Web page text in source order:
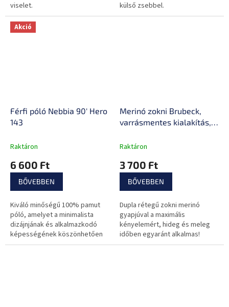
viselet.
külső zsebbel.
Akció
Férfi póló Nebbia 90' Hero
143
Raktáron
6 600 Ft
BŐVEBBEN
Kiváló minőségű 100% pamut
póló, amelyet a minimalista
dizájnjának és alkalmazkodó
képességének köszönhetően
örömmel viselsz majd.
Merinó zokni Brubeck,
varrásmentes kialakítás,
antibakteriális
Raktáron
3 700 Ft
BŐVEBBEN
Dupla rétegű zokni merinó
gyapjúval a maximális
kényelemért, hideg és meleg
időben egyaránt alkalmas!
Alkalmas mezítlábas cipőhöz.